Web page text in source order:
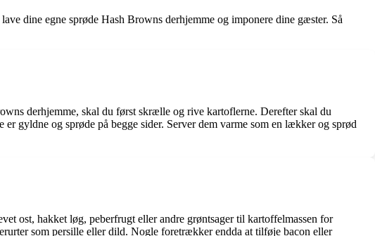
dine egne sprøde Hash Browns derhjemme og imponere dine gæster. Så
derhjemme, skal du først skrælle og rive kartoflerne. Derefter skal du
gyldne og sprøde på begge sider. Server dem varme som en lækker og sprød
ost, hakket løg, peberfrugt eller andre grøntsager til kartoffelmassen for
som persille eller dild. Nogle foretrækker endda at tilføje bacon eller